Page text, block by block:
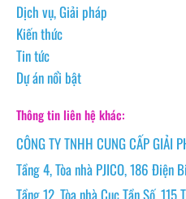
Dịch vụ, Giải pháp
Kiến thức
Tin tức
Dự án nổi bật
Thông tin liên hệ khác:
CÔNG TY TNHH CUNG CẤP GIẢI
Tầng 4, Tòa nhà PJICO, 186 Điện
Tầng 12, Tòa nhà Cục Tần Số,